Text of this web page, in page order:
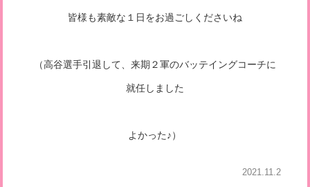
皆様も素敵な１日をお過ごしくださいね
（高谷選手引退して、来期２軍のバッテイングコーチに
就任しました
よかった♪）
2021.11.2